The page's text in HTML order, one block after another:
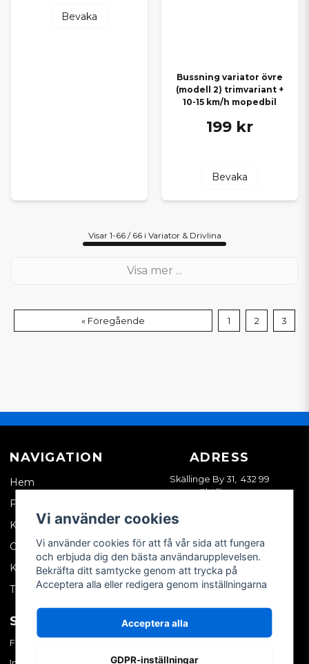
Bevaka
Bussning variator övre
(modell 2) trimvariant +
10-15 km/h mopedbil
199 kr
Bevaka
Visar 1-66 / 66 i Variator & Drivlina
Visa mer ...
« Föregående 1 2 3
NAVIGATION
Hem
Företagskund
Kontakta oss
Om oss
Köpvillkor
Tips & trix
ADRESS
Skällinge By 31, 432 99
Skällinge
SOCIALA MEDIER
Facebook
MITT KONTO
Vi använder cookies
Vi använder cookies för att få vår sida att fungera
och erbjuda dig den bästa användarupplevelsen.
Bekräfta ditt samtycke genom att trycka på
Acceptera alla eller redigera genom inställningarna
Acceptera alla
GDPR-inställningar